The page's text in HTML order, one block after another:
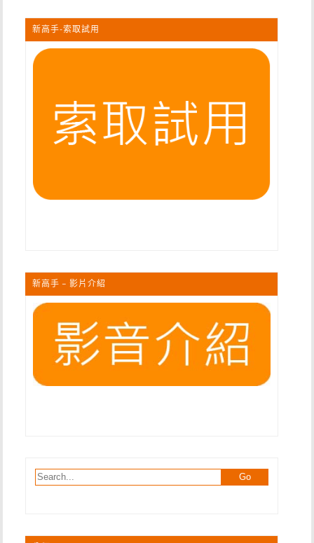
新高手-索取試用
新高手 – 影片介紹